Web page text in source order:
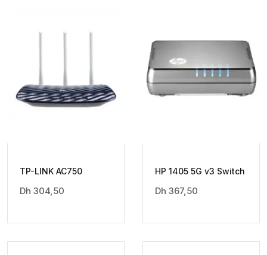
TP-LINK AC750
Dh 304,50
HP 1405 5G v3 Switch
Dh 367,50